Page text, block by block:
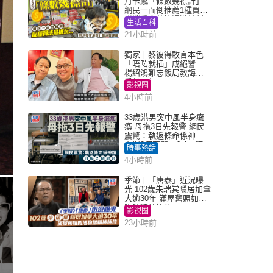
網民一面倒推薦1種買法
附消委會數據漫遊計劃
消費提示
生活百科
21小時前
獨家丨黎彼得敢言本色
「唔啱就插」成絕響
楊紹鴻難忘飯局教誨：
受益一生
影視圈
4小時前
33歲港男突中風半身癱
瘓 母拖3日先報警 網民
震驚：執返條命係神蹟
自爆2個惡習｜Juicy叮
時事熱話
4小時前
季節丨「唐泰」近況曝
光 102歲朱瑞棠隱居加拿
大逾30年 滿屋舊照如博
物館精神極佳
影視圈
23小時前